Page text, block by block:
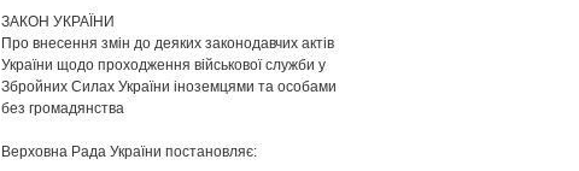
ЗАКОН УКРАЇНИ
Про внесення змін до деяких законодавчих актів
України щодо проходження військової служби у
Збройних Силах України іноземцями та особами
без громадянства
Верховна Рада України постановляє: